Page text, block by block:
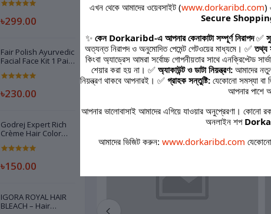
(DEROBIN) INDIAN -
৳299.00
Fair Polish Ayurvedic
Facial Face Kit 1 Pair
৳230.00
Godrej Expert Rich
Crème Hair Color
৳150.00
IGORA ROYAL HAIR
BLEACH – Hair
Small and lightweight design.
Related products
এখন থেকে আমাদের ওয়েবসাইট (www.dorkaribd.com)
Secure
✨ কেন Dorkaribd-এ আপনার কেনাকাটা সম্পূর্ণ নিরাপদ✅
অত্যন্ত নিরাপদ ও অনুমোদিত পেমেন্ট গেটওয়ের মাধ্যমে। ✅তথ্য
কিংবা অ্যাড্রেস আমরা সর্বোচ্চ গোপনীয়তার সাথে এনক্রিপ্টেড
শেয়ার করা হয় না। ✅ অ্যাকাউন্ট ও ডাটা নিয়ন্ত্রণ: আমাদের
নিয়ন্ত্রণ থাকবে আপনারই। ✅ গ্রাহক সন্তুষ্টি: যেকোনো সমস্যা বা
আপনার পাশে
আপনার ভালোবাসাই আমাদের এগিয়ে যাওয়ার অনুপ্রেরণা। কোনো
অনলাইন শপ
আমাদের ভিজিট করুন: www.dorkaribd.com